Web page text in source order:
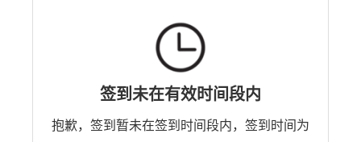
签到未在有效时间段内
抱歉，签到暂未在签到时间段内，签到时间为